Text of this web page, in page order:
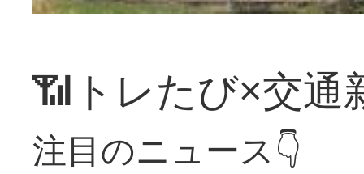
📶トレたび×交通
注目のニュース👇